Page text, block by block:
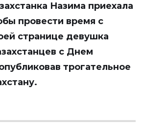
Назима приехала
провести время с
странице девушка
с Днем
трогательное